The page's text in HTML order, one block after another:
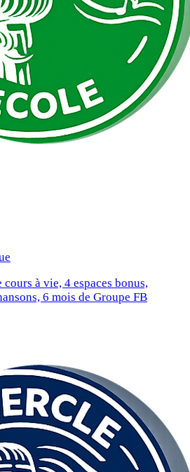
à vie, 4 espaces bonus,
6 mois de Groupe FB